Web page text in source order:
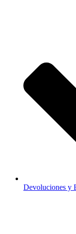
Devoluciones y